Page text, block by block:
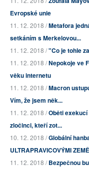
Evropské unie
11. 12. 2018 /Metafora
setkáním s Merkelovou...
11. 12. 2018 /"Co je tohle
11. 12. 2018 /Nepokoje ve
věku internetu
11. 12. 2018 /Macron
Vím, že jsem něk...
11. 12. 2018 /Oběti
zločinci, kteří zot...
10. 12. 2018 /Globální
ULTRAPRAVICOVÝMI
11. 12. 2018 /Bezpečnou